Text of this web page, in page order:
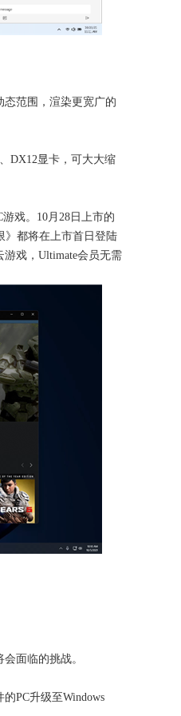
态范围，渲染更宽广的
DX12显卡，可大大缩
戏。10月28日上市的
》都将在上市首日登陆
游戏，Ultimate会员无需
面临的挑战。
PC升级至Windows